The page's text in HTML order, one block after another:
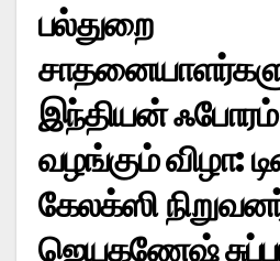
பல்துறை
இந்தியன் ஃபோரம்
வழங்கும் விழா:
கேலக்ஸி
ஜெயகணேஷ்